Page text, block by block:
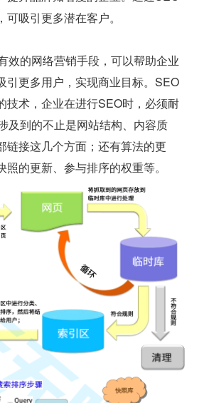
吸引更多潜在客户。
效的网络营销手段，可以帮助企业
引更多用户，实现商业目标。SEO
技术，企业在进行SEO时，必须耐
及到的不止是网站结构、内容质
链接这几个方面；还有算法的更
的更新、参与排序的权重等。